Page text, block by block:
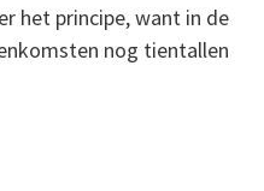
het principe, want in de
nog tientallen